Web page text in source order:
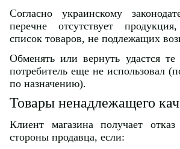
Согласно украинскому
перечне отсутствует
список товаров, не подлежащих
Обменять или вернуть удастся
потребитель еще не использовал
по назначению).
Товары ненадлежащего
Клиент магазина получает
стороны продавца, если: